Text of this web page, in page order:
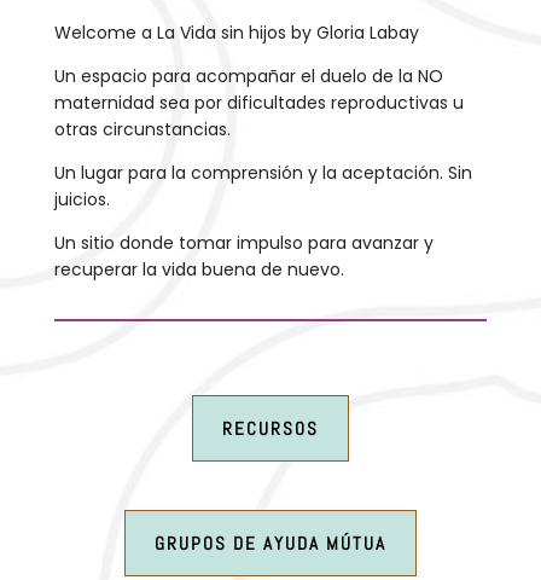
Welcome a La Vida sin hijos by Gloria Labay
Un espacio para acompañar el duelo de la NO
maternidad sea por dificultades reproductivas u
otras circunstancias.
Un lugar para la comprensión y la aceptación. Sin
juicios.
Un sitio donde tomar impulso para avanzar y
recuperar la vida buena de nuevo.
RECURSOS
GRUPOS DE AYUDA MÚTUA